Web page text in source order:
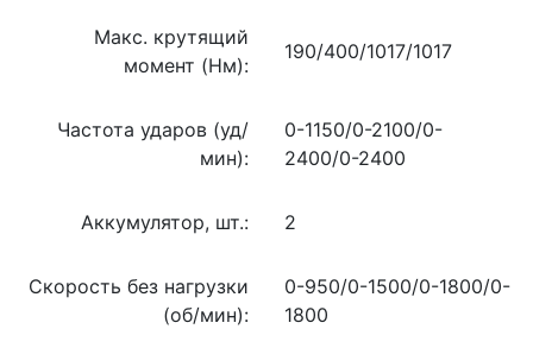
Макс. крутящий
момент (Нм):
190/400/1017/1017
Частота ударов (уд/
мин):
0-1150/0-2100/0-
2400/0-2400
Аккумулятор, шт.: 2
Скорость без нагрузки
(об/мин):
0-950/0-1500/0-1800/0-
1800